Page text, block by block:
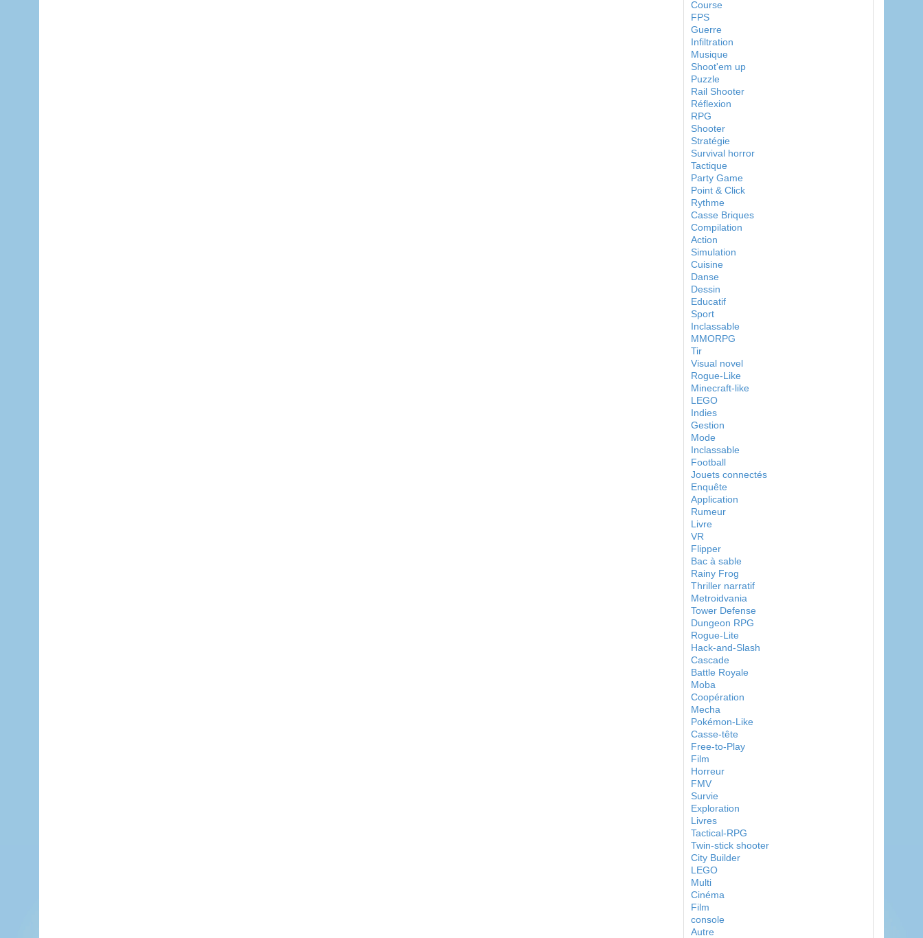
Course
FPS
Guerre
Infiltration
Musique
Shoot'em up
Puzzle
Rail Shooter
Réflexion
RPG
Shooter
Stratégie
Survival horror
Tactique
Party Game
Point & Click
Rythme
Casse Briques
Compilation
Action
Simulation
Cuisine
Danse
Dessin
Educatif
Sport
Inclassable
MMORPG
Tir
Visual novel
Rogue-Like
Minecraft-like
LEGO
Indies
Gestion
Mode
Inclassable
Football
Jouets connectés
Enquête
Application
Rumeur
Livre
VR
Flipper
Bac à sable
Rainy Frog
Thriller narratif
Metroidvania
Tower Defense
Dungeon RPG
Rogue-Lite
Hack-and-Slash
Cascade
Battle Royale
Moba
Coopération
Mecha
Pokémon-Like
Casse-tête
Free-to-Play
Film
Horreur
FMV
Survie
Exploration
Livres
Tactical-RPG
Twin-stick shooter
City Builder
LEGO
Multi
Cinéma
Film
console
Autre